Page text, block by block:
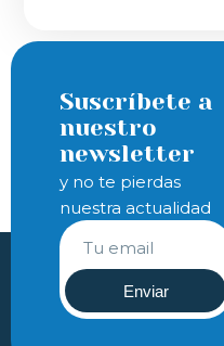
Suscríbete a
nuestro
newsletter
y no te pierdas
nuestra actualidad
Enviar